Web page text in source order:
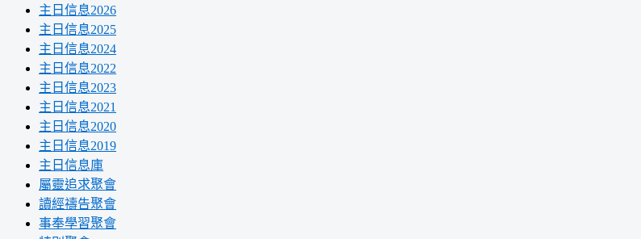
主日信息2026
主日信息2025
主日信息2024
主日信息2022
主日信息2023
主日信息2021
主日信息2020
主日信息2019
主日信息庫
屬靈追求聚會
讀經禱告聚會
事奉學習聚會